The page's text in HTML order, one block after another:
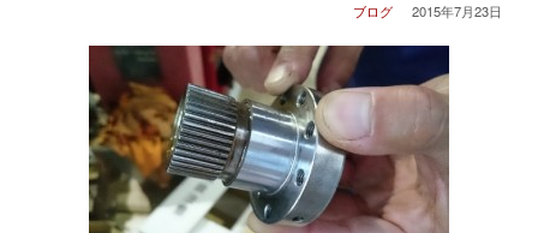
2015年7月23日
ブログ